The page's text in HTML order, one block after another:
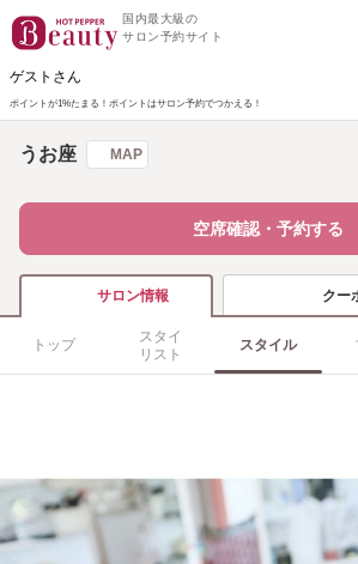
国内最大級の
サロン予約サイト
ゲストさん
ポイントが1%たまる！ ポイントはサロン予約でつかえる！
うお座 MAP
空席確認・予約する
サロン情報 クー
トップ
スタイ
リスト
スタイル